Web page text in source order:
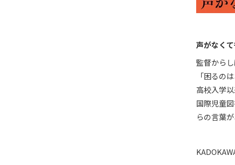
声がなく
監督から
「困るの
高校入学
国際児童
らの言葉